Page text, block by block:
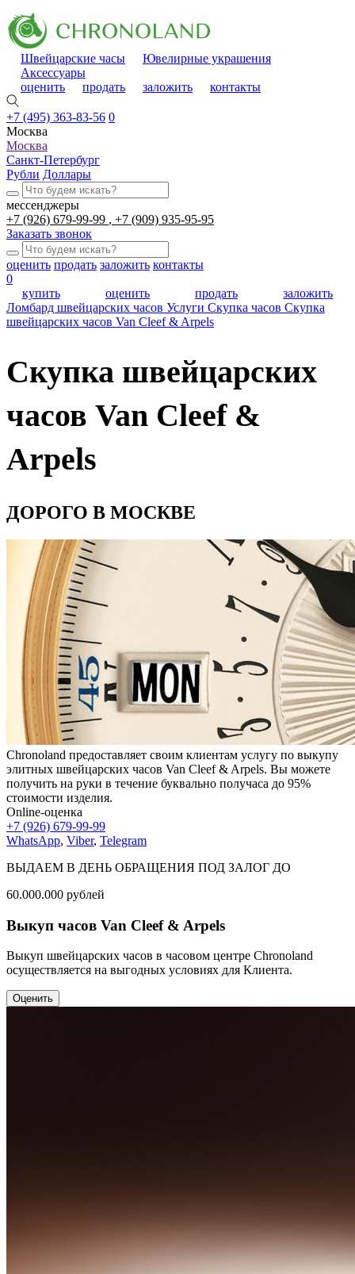
Швейцарские часы
Ювелирные украшения
Аксессуары
оценить
продать заложить контакты
+7 (495) 363-83-56 0
Москва
Москва
Санкт-Петербург
Рубли Доллары
мессенджеры
+7 (926) 679-99-99
+7 (909) 935-95-95
Заказать звонок
оценить продать заложить контакты
0
купить
оценить продать
заложить
Ломбард швейцарских часов Услуги Скупка часов Скупка
швейцарских часов Van Cleef & Arpels
Скупка швейцарских
часов Van Cleef &
Arpels
ДОРОГО В МОСКВЕ
Chronoland предоставляет своим клиентам услугу по выкупу
элитных швейцарских часов Van Cleef & Arpels. Вы можете
получить на руки в течение буквально получаса до 95%
стоимости изделия.
Online-оценка
+7 (926) 679-99-99
WhatsApp, Viber, Telegram
ВЫДАЕМ В ДЕНЬ ОБРАЩЕНИЯ ПОД ЗАЛОГ ДО
60.000.000 рублей
Выкуп часов Van Cleef & Arpels
Выкуп швейцарских часов в часовом центре Chronoland
осуществляется на выгодных условиях для Клиента.
Оценить